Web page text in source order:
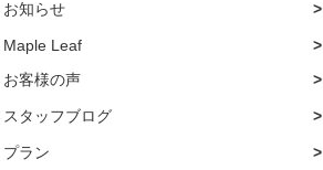
お知らせ
Maple Leaf
お客様の声
スタッフブログ
プラン